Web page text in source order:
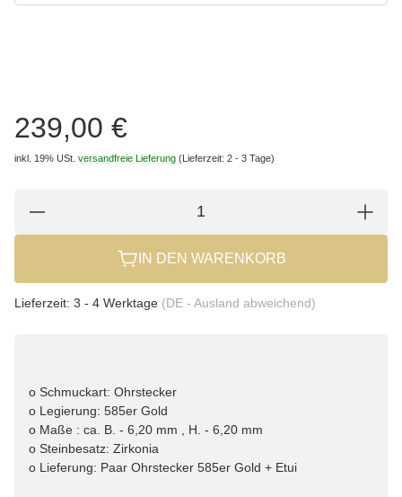
239,00 €
inkl. 19% USt. versandfreie Lieferung (Lieferzeit: 2 - 3 Tage)
IN DEN WARENKORB
Lieferzeit: 3 - 4 Werktage (DE - Ausland abweichend)
o Schmuckart: Ohrstecker
o Legierung: 585er Gold
o Maße : ca. B. - 6,20 mm , H. - 6,20 mm
o Steinbesatz: Zirkonia
o Lieferung: Paar Ohrstecker 585er Gold + Etui